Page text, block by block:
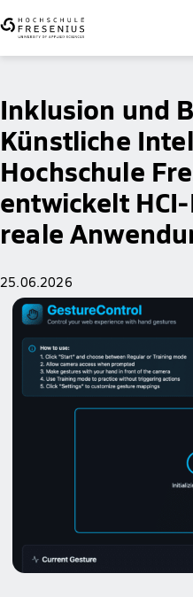
Inklusion und
Künstliche
Hochschule
entwickelt
reale
25.06.2026